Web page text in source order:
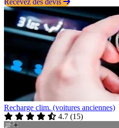
Recharge clim. (voitures anciennes)
4.7 (15)